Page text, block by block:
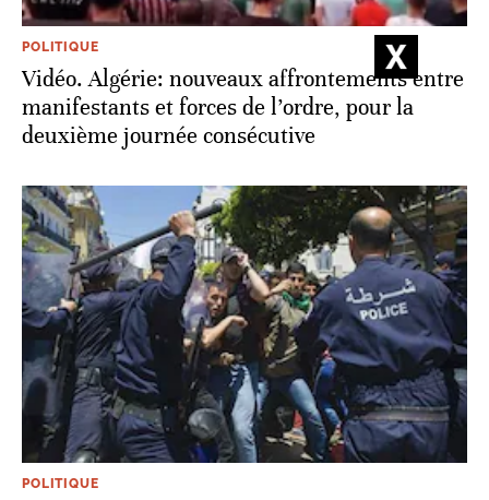
POLITIQUE
Vidéo. Algérie: nouveaux affrontements entre
manifestants et forces de l’ordre, pour la
deuxième journée consécutive
POLITIQUE